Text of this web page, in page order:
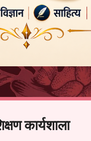
कार्यशाला